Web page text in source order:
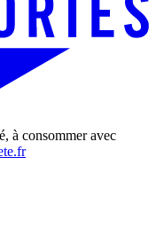
à consommer avec